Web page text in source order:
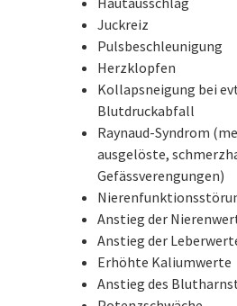
Juckreiz
Pulsbeschleunigung
Herzklopfen
Kollapsneigung bei
Blutdruckabfall
Raynaud-Syndrom
ausgelöste,
Gefässverengungen)
Anstieg der
Anstieg der
Erhöhte Kaliumwerte
Anstieg des